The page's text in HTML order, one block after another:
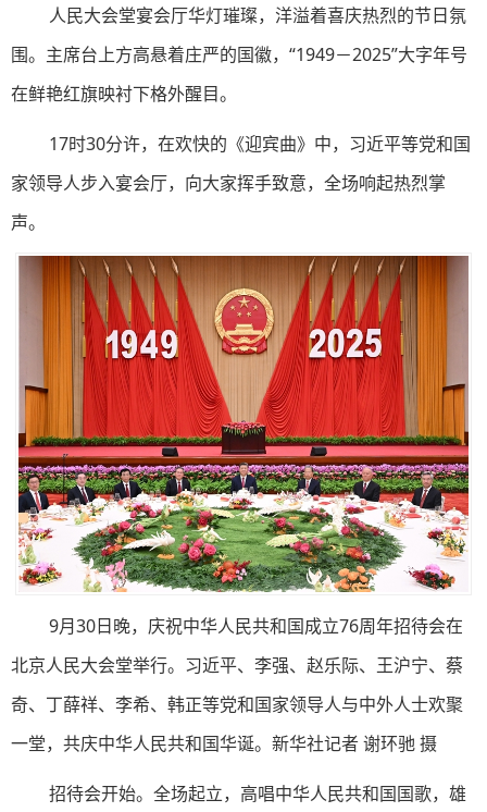
人民大会堂宴会厅华灯璀璨，洋溢着喜庆热烈的节日氛
围。主席台上方高悬着庄严的国徽，“1949－2025”大字年号
在鲜艳红旗映衬下格外醒目。
17时30分许，在欢快的《迎宾曲》中，习近平等党和国
家领导人步入宴会厅，向大家挥手致意，全场响起热烈掌
声。
9月30日晚，庆祝中华人民共和国成立76周年招待会在
北京人民大会堂举行。习近平、李强、赵乐际、王沪宁、蔡
奇、丁薛祥、李希、韩正等党和国家领导人与中外人士欢聚
一堂，共庆中华人民共和国华诞。新华社记者 谢环驰 摄
招待会开始。全场起立，高唱中华人民共和国国歌，雄